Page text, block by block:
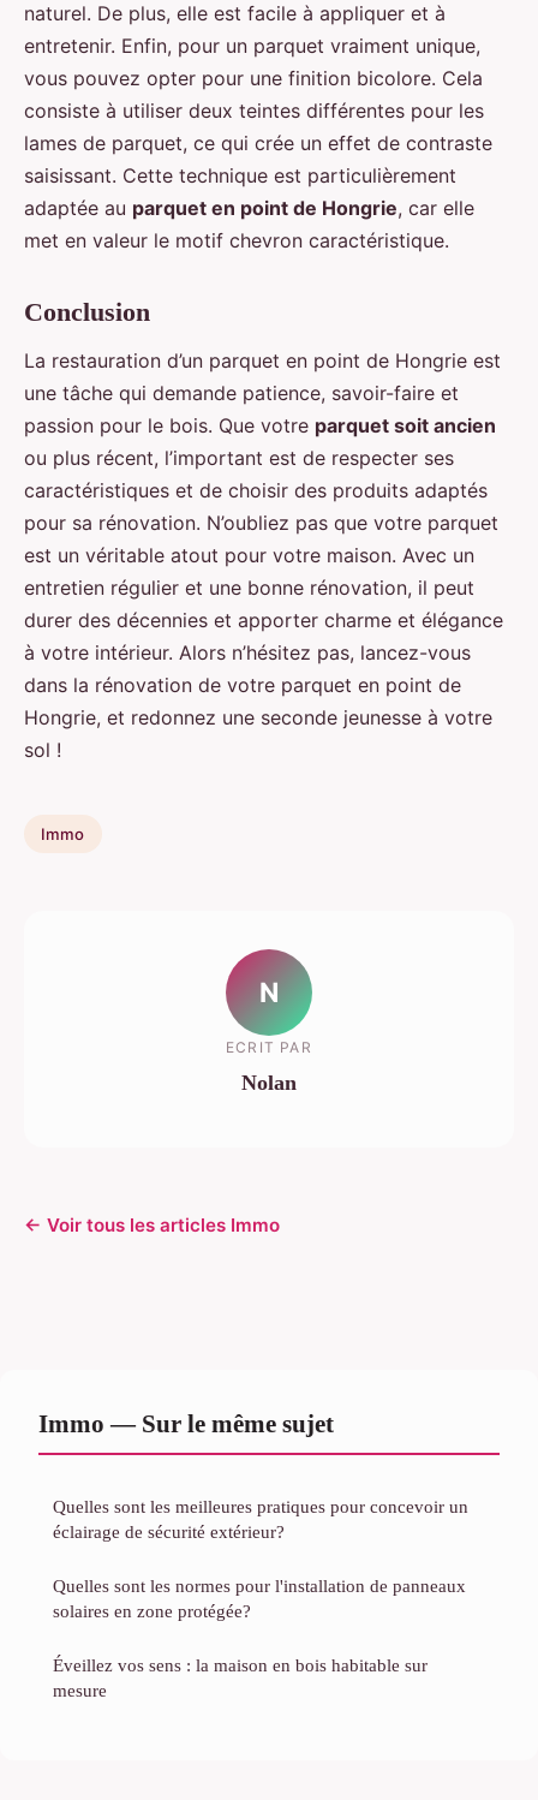
naturel. De plus, elle est facile à appliquer et à
entretenir. Enfin, pour un parquet vraiment unique,
vous pouvez opter pour une finition bicolore. Cela
consiste à utiliser deux teintes différentes pour les
lames de parquet, ce qui crée un effet de contraste
saisissant. Cette technique est particulièrement
adaptée au parquet en point de Hongrie, car elle
met en valeur le motif chevron caractéristique.
Conclusion
La restauration d’un parquet en point de Hongrie est
une tâche qui demande patience, savoir-faire et
passion pour le bois. Que votre parquet soit ancien
ou plus récent, l’important est de respecter ses
caractéristiques et de choisir des produits adaptés
pour sa rénovation. N’oubliez pas que votre parquet
est un véritable atout pour votre maison. Avec un
entretien régulier et une bonne rénovation, il peut
durer des décennies et apporter charme et élégance
à votre intérieur. Alors n’hésitez pas, lancez-vous
dans la rénovation de votre parquet en point de
Hongrie, et redonnez une seconde jeunesse à votre
sol !
Immo
N
ECRIT PAR
Nolan
← Voir tous les articles Immo
Immo — Sur le même sujet
Quelles sont les meilleures pratiques pour concevoir un
éclairage de sécurité extérieur?
Quelles sont les normes pour l'installation de panneaux
solaires en zone protégée?
Éveillez vos sens : la maison en bois habitable sur
mesure